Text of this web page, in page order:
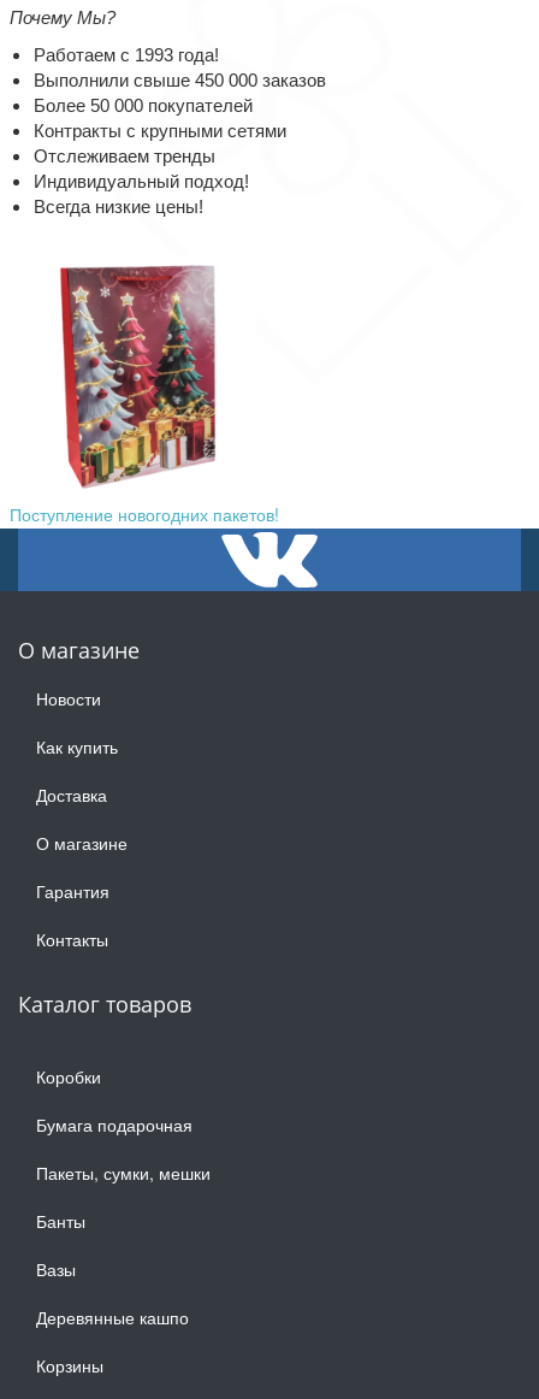
Почему Мы?
Работаем с 1993 года!
Выполнили свыше 450 000 заказов
Более 50 000 покупателей
Контракты с крупными сетями
Отслеживаем тренды
Индивидуальный подход!
Всегда низкие цены!
Поступление новогодних пакетов!
О магазине
Новости
Как купить
Доставка
О магазине
Гарантия
Контакты
Каталог товаров
Коробки
Бумага подарочная
Пакеты, сумки, мешки
Банты
Вазы
Деревянные кашпо
Корзины